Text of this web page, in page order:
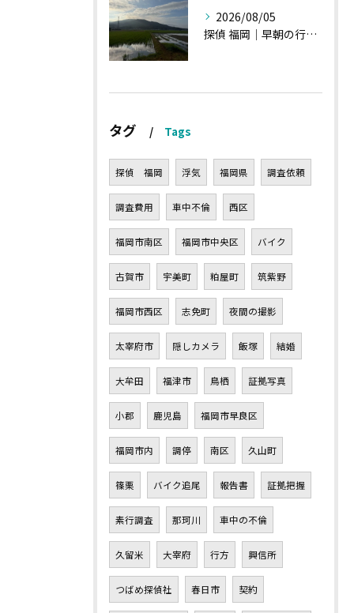
2026/08/05
探偵 福岡｜早朝の行動調査、初見一発勝負のような・・・・
タグ Tags
探偵 福岡 浮気 福岡県 調査依頼
調査費用 車中不倫 西区
福岡市南区 福岡市中央区 バイク
古賀市 宇美町 粕屋町 筑紫野
福岡市西区 志免町 夜間の撮影
太宰府市 隠しカメラ 飯塚 結婚
大牟田 福津市 鳥栖 証拠写真
小郡 鹿児島 福岡市早良区
福岡市内 調停 南区 久山町
篠栗 バイク追尾 報告書 証拠把握
素行調査 那珂川 車中の不倫
久留米 大宰府 行方 興信所
つばめ探偵社 春日市 契約